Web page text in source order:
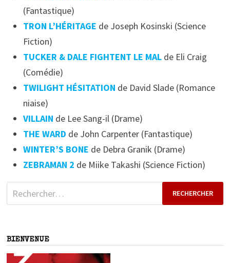
(Fantastique)
TRON L’HÉRITAGE de Joseph Kosinski (Science
Fiction)
TUCKER & DALE FIGHTENT LE MALde Eli Craig
(Comédie)
TWILIGHT HÉSITATION de David Slade (Romance
niaise)
VILLAIN de Lee Sang-il (Drame)
THE WARD de John Carpenter (Fantastique)
WINTER’S BONE de Debra Granik (Drame)
ZEBRAMAN 2 de Miike Takashi (Science Fiction)
Rechercher :
BIENVENUE